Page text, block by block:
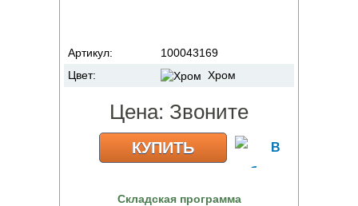
Артикул:
100043169
Цвет:
Хром
Цена: Звоните
КУПИТЬ
Складская программа